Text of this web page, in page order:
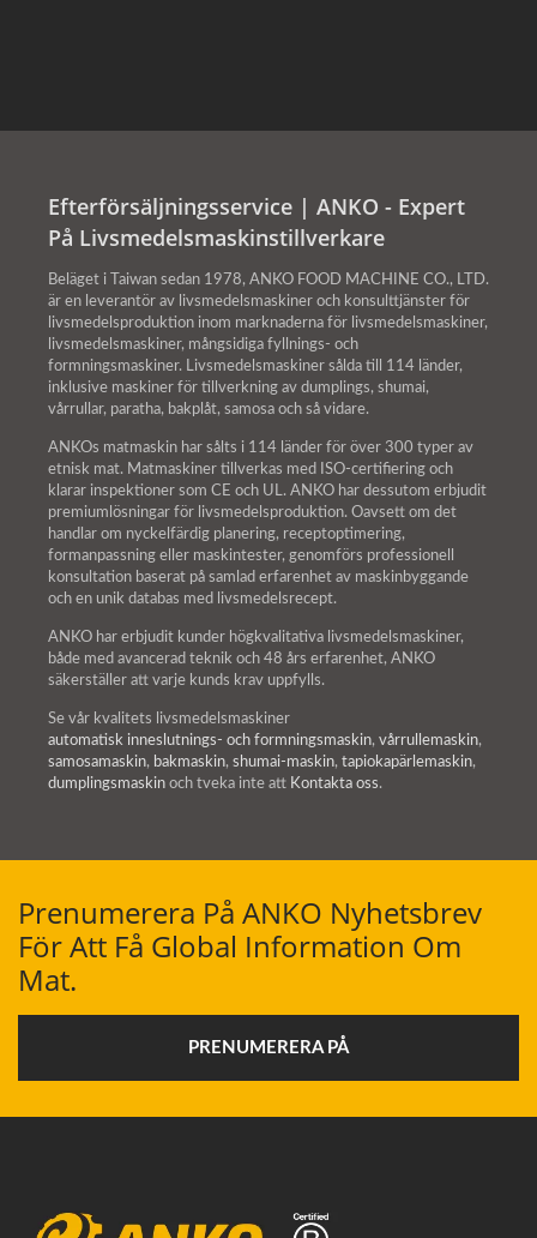
Efterförsäljningsservice | ANKO - Expert
På Livsmedelsmaskinstillverkare
Beläget i Taiwan sedan 1978, ANKO FOOD MACHINE CO., LTD.
är en leverantör av livsmedelsmaskiner och konsulttjänster för
livsmedelsproduktion inom marknaderna för livsmedelsmaskiner,
livsmedelsmaskiner, mångsidiga fyllnings- och
formningsmaskiner. Livsmedelsmaskiner sålda till 114 länder,
inklusive maskiner för tillverkning av dumplings, shumai,
vårrullar, paratha, bakplåt, samosa och så vidare.
ANKOs matmaskin har sålts i 114 länder för över 300 typer av
etnisk mat. Matmaskiner tillverkas med ISO-certifiering och
klarar inspektioner som CE och UL. ANKO har dessutom erbjudit
premiumlösningar för livsmedelsproduktion. Oavsett om det
handlar om nyckelfärdig planering, receptoptimering,
formanpassning eller maskintester, genomförs professionell
konsultation baserat på samlad erfarenhet av maskinbyggande
och en unik databas med livsmedelsrecept.
ANKO har erbjudit kunder högkvalitativa livsmedelsmaskiner,
både med avancerad teknik och 48 års erfarenhet, ANKO
säkerställer att varje kunds krav uppfylls.
Se vår kvalitets livsmedelsmaskiner
automatisk inneslutnings- och formningsmaskin, vårrullemaskin,
samosamaskin, bakmaskin, shumai-maskin, tapiokapärlemaskin,
dumplingsmaskin och tveka inte att Kontakta oss.
Prenumerera På ANKO Nyhetsbrev
För Att Få Global Information Om
Mat.
PRENUMERERA PÅ